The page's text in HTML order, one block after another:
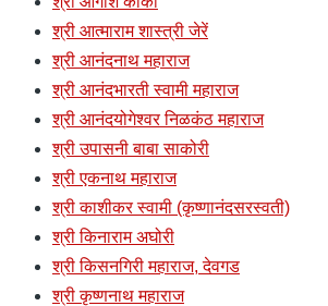
श्री आत्माराम शास्त्री जेरें
श्री आनंदनाथ महाराज
श्री आनंदभारती स्वामी महाराज
श्री आनंदयोगेश्वर निळकंठ महाराज
श्री उपासनी बाबा साकोरी
श्री एकनाथ महाराज
श्री काशीकर स्वामी (कृष्णानंदसरस्वती)
श्री किनाराम अघोरी
श्री किसनगिरी महाराज, देवगड
श्री कृष्णनाथ महाराज